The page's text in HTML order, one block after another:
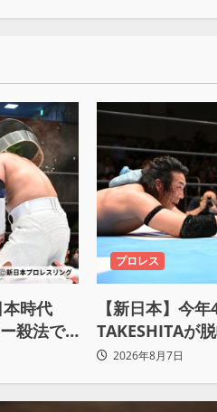
本時代
殺法で
考え
プロレス
【新日本】今
TAKESHITAが
悟、強いわ！」
2026年8月7日